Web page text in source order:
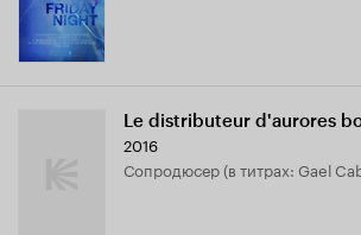
Le distributeur d'aurores
2016
сопродюсер (в титрах: Gael